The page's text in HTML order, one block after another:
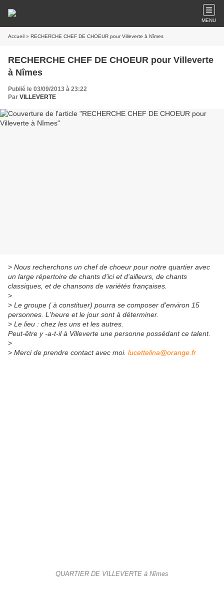
MENU
Accueil » RECHERCHE CHEF DE CHOEUR pour Villeverte à Nîmes
RECHERCHE CHEF DE CHOEUR pour Villeverte
à Nîmes
Publié le 03/09/2013 à 23:22
Par VILLEVERTE
> Nous recherchons un chef de choeur pour notre quartier avec
un large répertoire de chants d'ici et d'ailleurs, de chants
classiques, et de chansons de variétés françaises.
>
> Le groupe ( à constituer) pourra se composer d'environ 15
personnes. L'heure et le jour sont à déterminer.
> Le lieu : chez les uns et les autres.
Peut-être y -a-t-il à Villeverte une personne possédant ce talent.
>
> Merci de prendre contact avec moi. lucettelina@orange.fr
QUARTIER DE VILLEVERTE à Nîmes